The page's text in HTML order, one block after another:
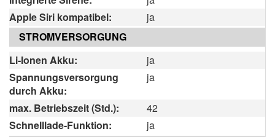
Apple Siri kompatibel:
ja
STROMVERSORGUNG
Li-Ionen Akku:
ja
Spannungsversorgung
durch Akku:
ja
max. Betriebszeit (Std.):
42
Schnelllade-Funktion:
ja